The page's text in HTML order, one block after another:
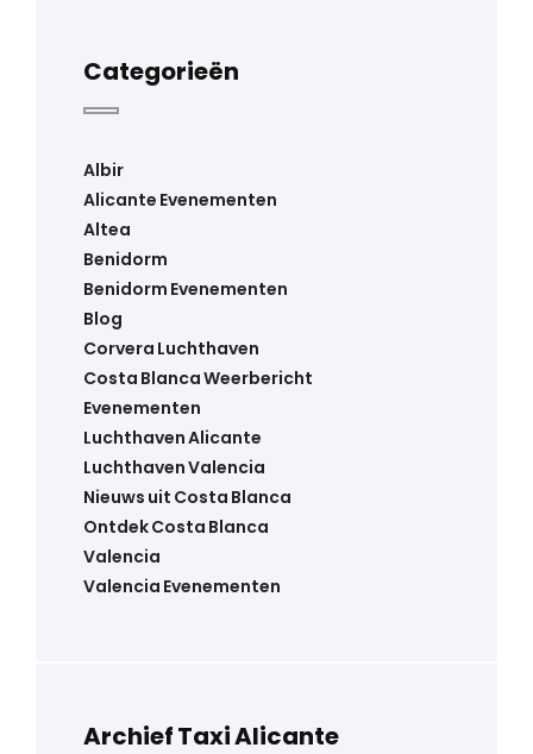
Categorieën
Albir
Alicante Evenementen
Altea
Benidorm
Benidorm Evenementen
Blog
Corvera Luchthaven
Costa Blanca Weerbericht
Evenementen
Luchthaven Alicante
Luchthaven Valencia
Nieuws uit Costa Blanca
Ontdek Costa Blanca
Valencia
Valencia Evenementen
Archief Taxi Alicante